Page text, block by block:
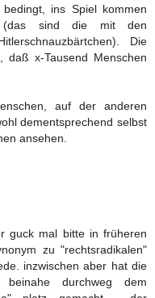
ins Spiel kommen
(das sind die mit den
Die
daß x-Tausend Menschen
auf der anderen
dementsprechend selbst
ansehen.
guck mal bitte in früheren
zu "rechtsradikalen"
inzwischen aber hat die
beinahe durchweg dem